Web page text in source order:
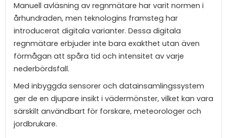
Manuell avläsning av regnmätare har varit normen i
århundraden, men teknologins framsteg har
introducerat digitala varianter. Dessa digitala
regnmätare erbjuder inte bara exakthet utan även
förmågan att spåra tid och intensitet av varje
nederbördsfall.
Med inbyggda sensorer och datainsamlingssystem
ger de en djupare insikt i vädermönster, vilket kan vara
särskilt användbart för forskare, meteorologer och
jordbrukare.